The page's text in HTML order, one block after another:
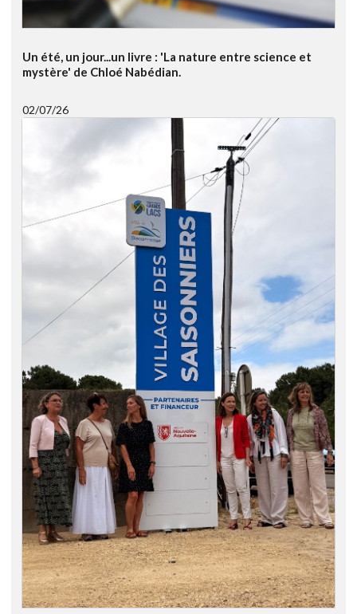
Un été, un jour...un livre : 'La nature entre science et
mystère' de Chloé Nabédian.
02/07/26